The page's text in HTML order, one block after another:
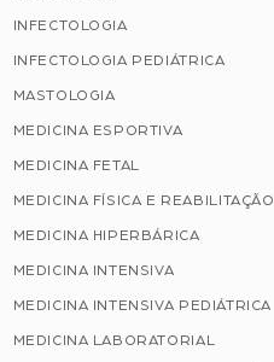
INFECTOLOGIA
INFECTOLOGIA PEDIÁTRICA
MASTOLOGIA
MEDICINA ESPORTIVA
MEDICINA FETAL
MEDICINA FÍSICA E REABILITAÇÃO
MEDICINA HIPERBÁRICA
MEDICINA INTENSIVA
MEDICINA INTENSIVA PEDIÁTRICA
MEDICINA LABORATORIAL